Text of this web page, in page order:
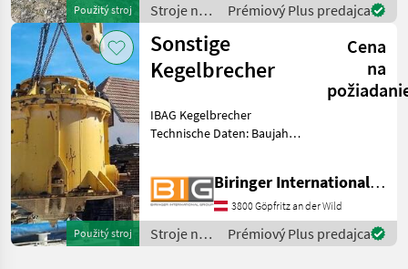
Lamacske
Zariadenia
VYBRAŤ
KATEGÓRIU
Lámačské zariadenia
2
MARKETPLACE
Marketplace
Ponuky
predajcov
Drobné
inzeráty
Použitý stroj
Stroje na
stavbu /
Sonstige
Prémiový Plus predajca
Použitý stroj
Sonstige
Kegelbrecher
Cena
na
IBAG Kegelbrecher
Technische Daten: Baujahr:
2 m Breite: 1, 8 m Leistung:
bis zu 200t bei max.
Aufgabegröße von 2
Biringer International GmbH
3800 Göpfritz an der Wild
Stroje na
stavbu /
Prémiový Plus predajca